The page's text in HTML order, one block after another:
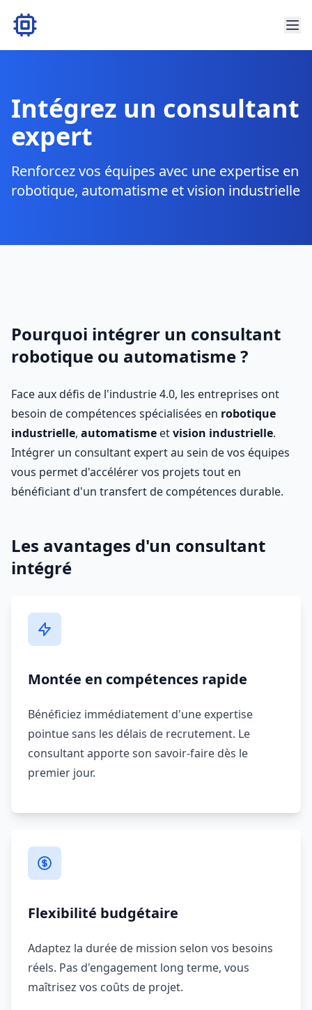
Intégrez un consultant
expert
Renforcez vos équipes avec une expertise en
robotique, automatisme et vision industrielle
Pourquoi intégrer un consultant
robotique ou automatisme ?
Face aux défis de l'industrie 4.0, les entreprises ont
besoin de compétences spécialisées en robotique
industrielle, automatisme etvision industrielle.
Intégrer un consultant expert au sein de vos équipes
vous permet d'accélérer vos projets tout en
bénéficiant d'un transfert de compétences durable.
Les avantages d'un consultant
intégré
Montée en compétences rapide
Bénéficiez immédiatement d'une expertise
pointue sans les délais de recrutement. Le
consultant apporte son savoir-faire dès le
premier jour.
Flexibilité budgétaire
Adaptez la durée de mission selon vos besoins
réels. Pas d'engagement long terme, vous
maîtrisez vos coûts de projet.